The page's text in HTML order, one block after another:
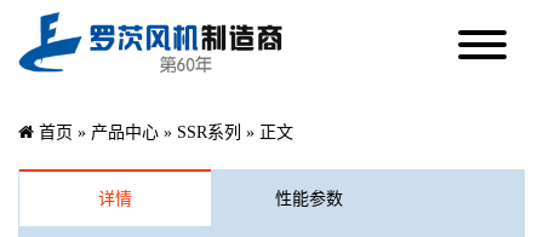
首页 » 产品中心 » SSR系列 » 正文
详情 性能参数